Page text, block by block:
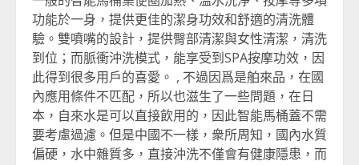
功能於一身，提供更佳的潔身功效和舒適的清洗體
驗。雙噴嘴的設計，提供臀部清潔與女性清潔，清洗
到位；而脈衝沖洗模式，能享受到SPA按摩功效，因
此得到很多用戶的喜愛。 , 不過因爲是舶來品，在國
內應用條件不匹配，所以也滋生了一些問題，在日
本，自來水是可以直接飲用的，因此智能馬桶蓋不需
要考慮過濾。但是中國不一樣，衆所周知，國內水質
偏硬，水中雜質多，直接沖洗不僅會有健康隱患，而